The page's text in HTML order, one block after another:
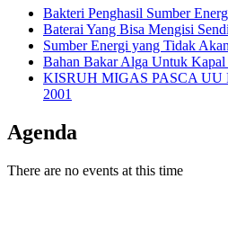
Bakteri Penghasil Sumber
Baterai Yang Bisa Mengisi
Sumber Energi yang Tidak
Bahan Bakar Alga Untuk
KISRUH MIGAS PASCA
2001
Agenda
There are no events at this time